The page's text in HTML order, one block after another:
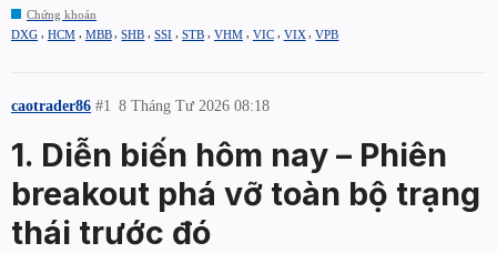
Chứng khoán
DXG
HCM MBB ,SHB ,SSI ,STB VHM VIC VIX ,VPB
caotrader86 8 Tháng Tư 2026 08:18
#1
1. Diễn biến hôm nay – Phiên
breakout phá vỡ toàn bộ trạng
thái trước đó